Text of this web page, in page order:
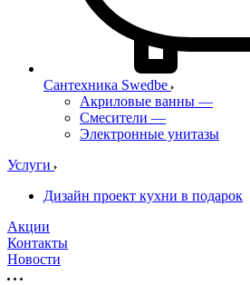
Сантехника Swedbe
Акриловые ванны —
Смесители —
Электронные унитазы
Услуги
Дизайн проект кухни в подарок
Акции
Контакты
Новости